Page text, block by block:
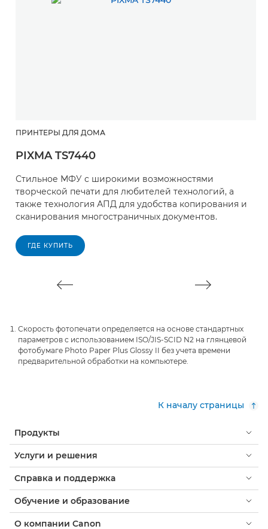
ПРИНТЕРЫ ДЛЯ ДОМА
PIXMA TS7440
Стильное МФУ с широкими возможностями
творческой печати для любителей технологий, а
также технология АПД для удобства копирования и
сканирования многостраничных документов.
ГДЕ КУПИТЬ
Скорость фотопечати определяется на основе стандартных
параметров с использованием ISO/JIS-SCID N2 на глянцевой
фотобумаге Photo Paper Plus Glossy II без учета времени
предварительной обработки на компьютере.
К началу страницы
Продукты
Услуги и решения
Справка и поддержка
Обучение и образование
О компании Canon